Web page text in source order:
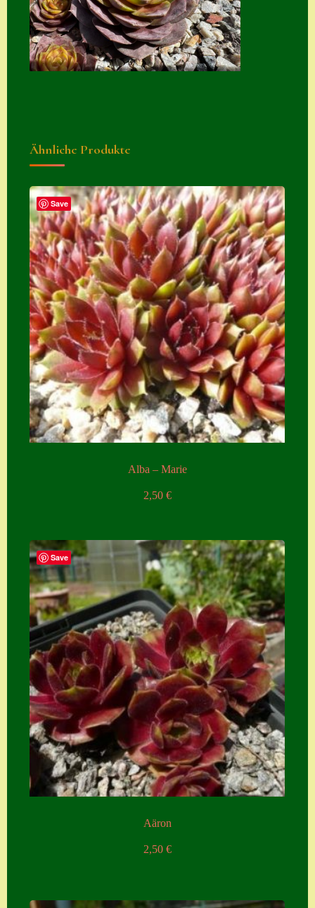
Zubehör
Ähnliche Produkte
Save
Alba – Marie
2,50 €
Save
Aäron
2,50 €